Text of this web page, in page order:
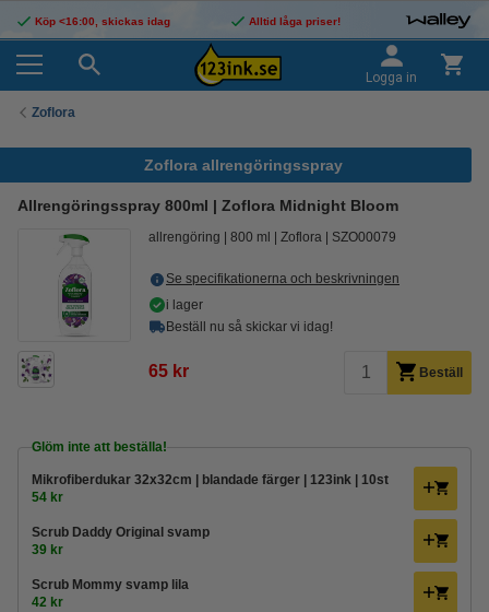
Köp <16:00, skickas idag Alltid låga priser!
Logga in
Zoflora
Zoflora allrengöringsspray
Allrengöringsspray 800ml | Zoflora Midnight Bloom
allrengöring 800 ml Zoflora SZO00079
Se specifikationerna och beskrivningen
i lager
Beställ nu så skickar vi idag!
65 kr Beställ
Glöm inte att beställa!
Mikrofiberdukar 32x32cm | blandade färger | 123ink | 10st
54 kr
Scrub Daddy Original svamp
39 kr
Scrub Mommy svamp lila
42 kr